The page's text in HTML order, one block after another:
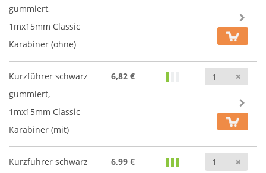
gummiert,
1mx15mm Classic
Karabiner (ohne)
Kurzführer schwarz
gummiert,
1mx15mm Classic
Karabiner (mit)
6,82 €
Kurzführer schwarz
6,99 €